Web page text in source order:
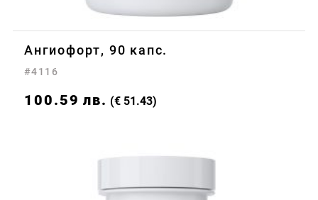
Ангиофорт, 90 капс.
#4116
100.59 лв. (€ 51.43)